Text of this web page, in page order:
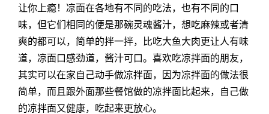
让你上瘾！凉面在各地有不同的吃法，也有不同的口
味，但它们相同的便是那碗灵魂酱汁，想吃麻辣或者清
爽的都可以，简单的拌一拌，比吃大鱼大肉更让人有味
道，凉面口感劲道，酱汁可口。喜欢吃凉拌面的朋友，
其实可以在家自己动手做凉拌面，因为凉拌面的做法很
简单，而且跟外面那些餐馆做的凉拌面比起来，自己做
的凉拌面又健康，吃起来更放心。